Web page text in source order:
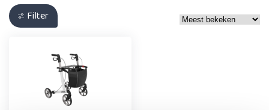
Filter